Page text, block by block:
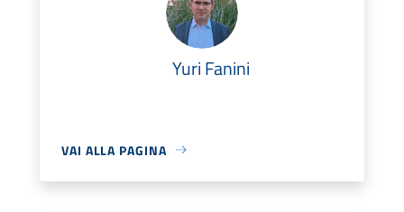
Yuri Fanini
VAI ALLA PAGINA